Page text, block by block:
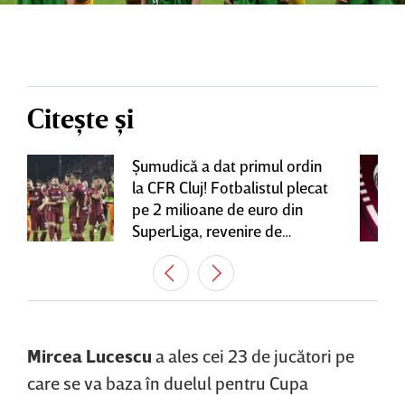
Citește și
Şumudică a dat primul ordin
la CFR Cluj! Fotbalistul plecat
pe 2 milioane de euro din
SuperLiga, revenire de
senzaţie în Gruia
Mircea Lucescu a ales cei 23 de jucători pe
care se va baza în duelul pentru Cupa